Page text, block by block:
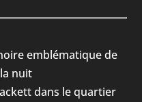
emblématique de
nuit
dans le quartier